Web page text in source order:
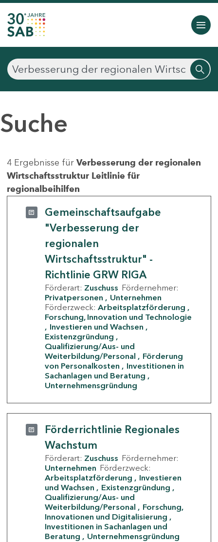
Suche
4 Ergebnisse für Verbesserung der regionalen
Wirtschaftsstruktur Leitlinie für
regionalbeihilfen
Gemeinschaftsaufgabe
"Verbesserung der
regionalen
Wirtschaftsstruktur" -
Richtlinie GRW RIGA
Förderart: Zuschuss Fördernehmer:
Privatpersonen
Unternehmen
Förderzweck: Arbeitsplatzförderung
Forschung, Innovation und Technologie
Investieren und Wachsen
Existenzgründung
Qualifizierung/Aus- und
Weiterbildung/Personal
Förderung
von Personalkosten
Investitionen in
Sachanlagen und Beratung
Unternehmensgründung
Förderrichtlinie Regionales
Wachstum
Förderart: Zuschuss Fördernehmer:
Unternehmen Förderzweck:
Arbeitsplatzförderung
Investieren
und Wachsen
Existenzgründung
Qualifizierung/Aus- und
Weiterbildung/Personal
Forschung,
Innovationen und Digitalisierung
Investitionen in Sachanlagen und
Beratung
Unternehmensgründung